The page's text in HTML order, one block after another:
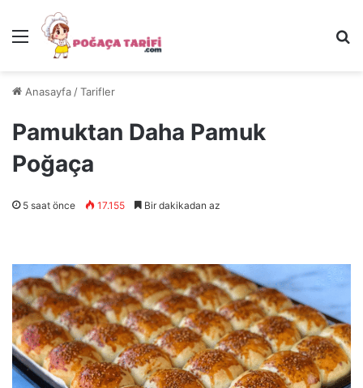
Menü
Anasayfa /Tarifler
Pamuktan Daha Pamuk
Poğaça
5 saat önce 17.155 Bir dakikadan az